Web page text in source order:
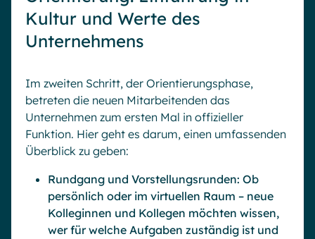
Kultur und Werte des
Unternehmens
Im zweiten Schritt, der Orientierungsphase,
betreten die neuen Mitarbeitenden das
Unternehmen zum ersten Mal in offizieller
Funktion. Hier geht es darum, einen umfassenden
Überblick zu geben:
Rundgang und Vorstellungsrunden: Ob
persönlich oder im virtuellen Raum – neue
Kolleginnen und Kollegen möchten wissen,
wer für welche Aufgaben zuständig ist und